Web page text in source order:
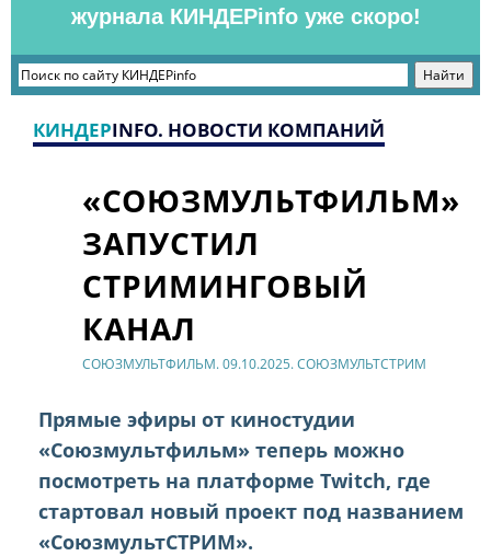
журнала КИНДЕРinfo уже скоро!
КИНДЕРINFO. НОВОСТИ КОМПАНИЙ
«СОЮЗМУЛЬТФИЛЬМ»
ЗАПУСТИЛ
СТРИМИНГОВЫЙ
КАНАЛ
СОЮЗМУЛЬТФИЛЬМ. 09.10.2025. СОЮЗМУЛЬТСТРИМ
Прямые эфиры от киностудии
«Союзмультфильм» теперь можно
посмотреть на платформе Twitch, где
стартовал новый проект под названием
«СоюзмультСТРИМ».